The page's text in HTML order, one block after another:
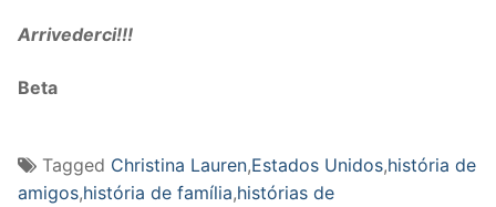
Arrivederci!!!
Beta
Tagged Christina Lauren,Estados Unidos,história de
amigos,história de família,histórias de